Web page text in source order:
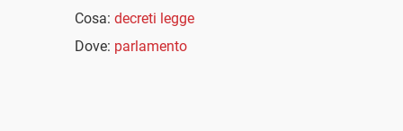
Cosa: decreti legge
Dove: parlamento